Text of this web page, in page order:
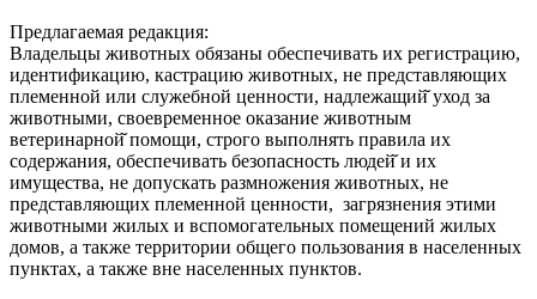
Предлагаемая редакция:
Владельцы животных обязаны обеспечивать их регистрацию,
идентификацию, кастрацию животных, не представляющих
племенной или служебной ценности, надлежащий̆ уход за
животными, своевременное оказание животным
ветеринарной̆ помощи, строго выполнять правила их
содержания, обеспечивать безопасность людей̆ и их
имущества, не допускать размножения животных, не
представляющих племенной ценности, загрязнения этими
животными жилых и вспомогательных помещений жилых
домов, а также территории общего пользования в населенных
пунктах, а также вне населенных пунктов.